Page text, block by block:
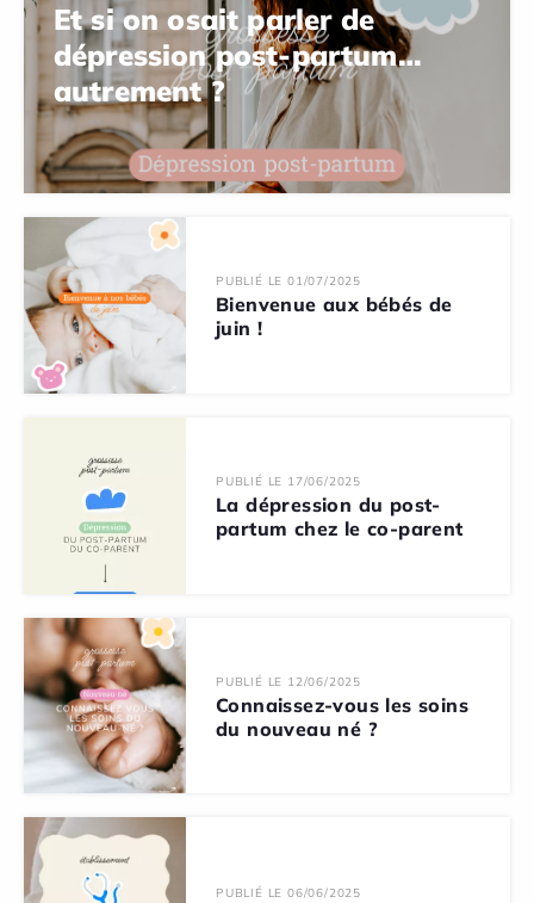
Et si on osait parler de
dépression post-partum…
autrement ?
PUBLIÉ LE 01/07/2025
Bienvenue aux bébés de
juin !
PUBLIÉ LE 17/06/2025
La dépression du post-
partum chez le co-parent
PUBLIÉ LE 12/06/2025
Connaissez-vous les soins
du nouveau né ?
PUBLIÉ LE 06/06/2025